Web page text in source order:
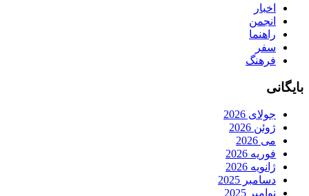
اخبار
انجمن
راهنما
سفر
فرهنگ
بایگانی
جولای 2026
ژوئن 2026
می 2026
فوریه 2026
ژانویه 2026
دسامبر 2025
نوامبر 2025